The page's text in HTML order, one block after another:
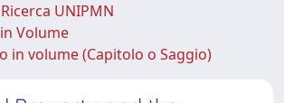
UNIPMN
Volume
in volume (Capitolo o Saggio)